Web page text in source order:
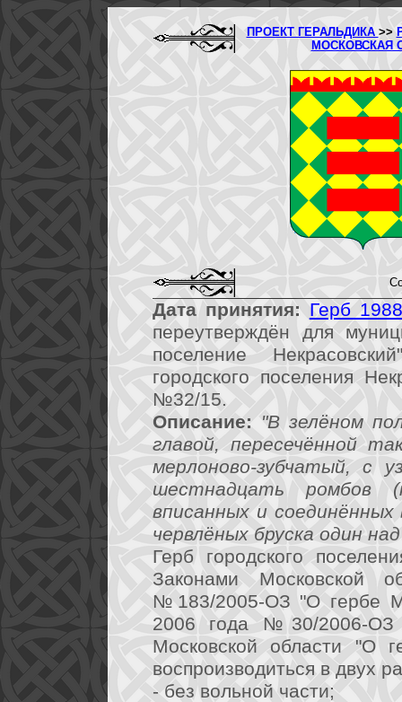
ПРОЕКТ ГЕРАЛЬДИКА >>
МОСКОВСКАЯ
Дата принятия: Герб
переутверждён для
поселение
городского поселения
№32/15.
Описание: "В зелёном
главой, пересечённой
мерлоново-зубчатый, с
шестнадцать ромбов
вписанных и
червлёных бруска один
Герб городского
Законами Московской
№183/2005-ОЗ "О гербе
2006 года №30/2006-ОЗ
Московской области "О
воспроизводиться в двух
- без вольной части;